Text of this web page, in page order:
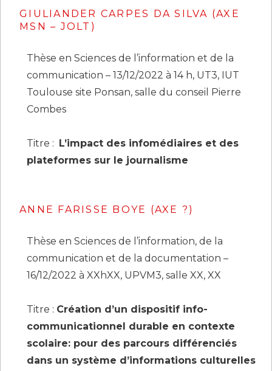
GIULIANDER CARPES DA SILVA (AXE
MSN – JOLT)
Thèse en Sciences de l’information et de la
communication – 13/12/2022 à 14 h, UT3, IUT
Toulouse site Ponsan, salle du conseil Pierre
Combes
Titre : L’impact des infomédiaires et des
plateformes sur le journalisme
ANNE FARISSE BOYE (AXE ?)
Thèse en Sciences de l’information, de la
communication et de la documentation –
16/12/2022 à XXhXX, UPVM3, salle XX, XX
Titre : Création d’un dispositif info-
communicationnel durable en contexte
scolaire: pour des parcours différenciés
dans un système d’informations culturelles